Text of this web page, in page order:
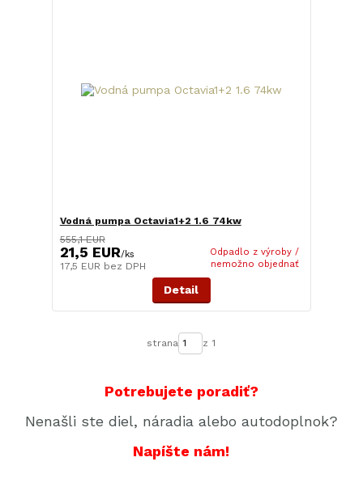
Vodná pumpa Octavia1+2 1.6 74kw
555,1 EUR
21,5 EUR/ks
17,5 EUR bez DPH
Odpadlo z výroby /
nemožno objednať
Detail
strana z 1
Potrebujete poradiť?
Nenašli ste diel, náradia alebo autodoplnok?
Napíšte nám!